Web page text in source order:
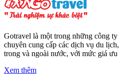
Gotravel là một trong những công
chuyên cung cấp các dịch vụ du
trong và ngoài nước, với mức giá
Xem thêm